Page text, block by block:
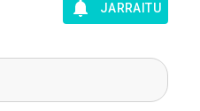
JARRAITU